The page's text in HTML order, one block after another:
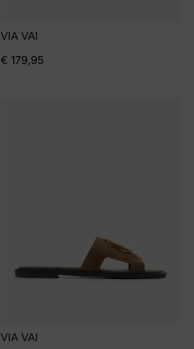
VIA VAI
€ 179,95
VIA VAI